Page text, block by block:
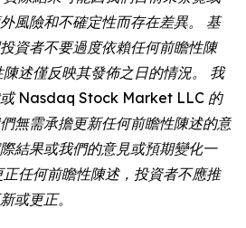
風險和不確定性而存在差異。 基
資者不要過度依賴任何前瞻性陳
述僅反映其發佈之日的情況。 我
或 Nasdaq Stock Market LLC 的
無需承擔更新任何前瞻性陳述的意
結果或我們的意見或預期變化一
任何前瞻性陳述，投資者不應推
或更正。